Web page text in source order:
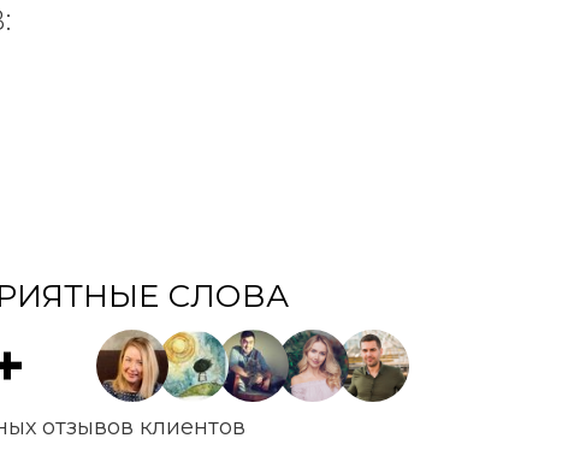
отзывов клиентов
СЛОВА